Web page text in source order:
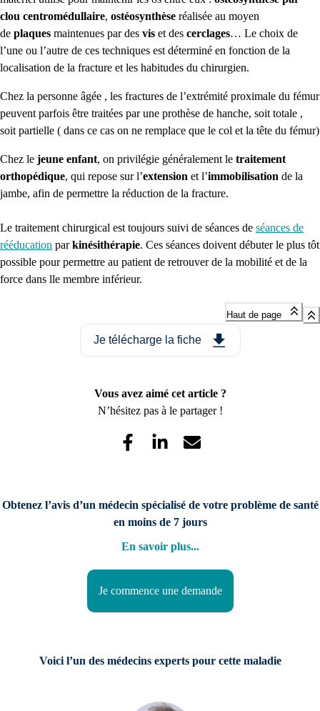
clou centromédullaire, ostéosynthèse réalisée au moyen
de plaques maintenues par des vis et des cerclages… Le choix de
l’une ou l’autre de ces techniques est déterminé en fonction de la
localisation de la fracture et les habitudes du chirurgien.
Chez la personne âgée , les fractures de l’extrémité proximale du fémur
peuvent parfois être traitées par une prothèse de hanche, soit totale ,
soit partielle ( dans ce cas on ne remplace que le col et la tête du fémur)
Chez le jeune enfant, on privilégie généralement le traitement
orthopédique, qui repose sur l’extension et l’immobilisation de la
jambe, afin de permettre la réduction de la fracture.
Le traitement chirurgical est toujours suivi de séances de séances de
rééducation parkinésithérapie. Ces séances doivent débuter le plus tôt
possible pour permettre au patient de retrouver de la mobilité et de la
force dans lle membre inférieur.
Haut de page
Je télécharge la fiche
Vous avez aimé cet article ?
N’hésitez pas à le partager !
Obtenez l’avis d’un médecin spécialisé de votre problème de santé
en moins de 7 jours
En savoir plus...
Je commence une demande
Voici l’un des médecins experts pour cette maladie